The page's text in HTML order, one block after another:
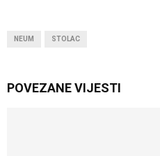
NEUM STOLAC
POVEZANE VIJESTI